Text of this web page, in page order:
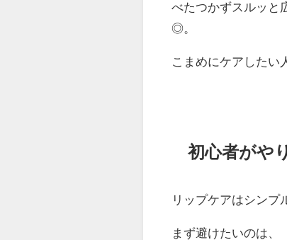
べたつかずスルッと
◎。
こまめにケアしたい
初心者がや
リップケアはシンプ
まず避けたいのは、